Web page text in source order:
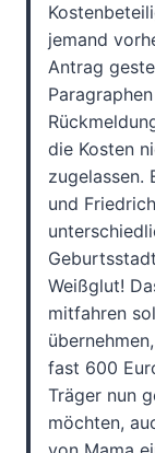
jemand
Antrag
die Kosten
zugelassen.
und
Weißglut!
mitfahren
fast 600
Träger nun
möchten,